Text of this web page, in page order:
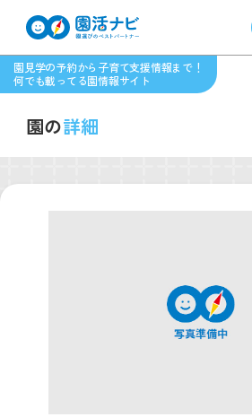
園見学の予約から子育て支援情報まで！
何でも載ってる園情報サイト
園の詳細